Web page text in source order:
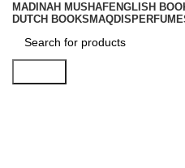
MADINAH MUSHAFENGLISH
DUTCH BOOKS MAQDIS